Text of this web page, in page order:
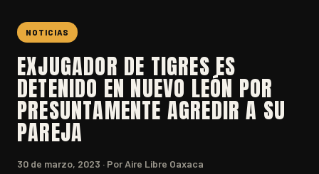
NOTICIAS
EXJUGADOR DE TIGRES ES
DETENIDO EN NUEVO LEÓN POR
PRESUNTAMENTE AGREDIR A SU
PAREJA
30 de marzo, 2023 · Por Aire Libre Oaxaca